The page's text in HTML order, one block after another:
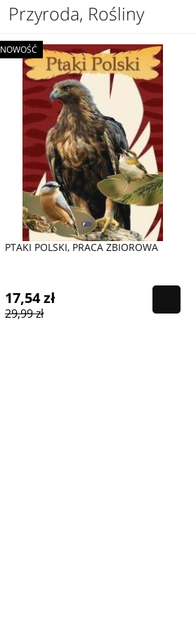
Przyroda, Rośliny
PTAKI POLSKI, PRACA ZBIOROWA
17,54 zł
29,99 zł
NOWOŚĆ